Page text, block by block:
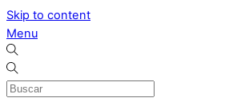
Skip to content
Menu